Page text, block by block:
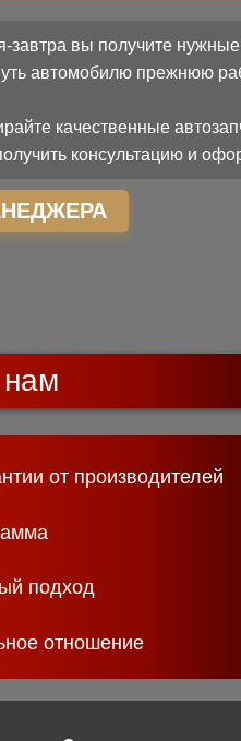
вы получите
автомобилю прежнюю
качественные
консультацию и
от производителей
подход
отношение